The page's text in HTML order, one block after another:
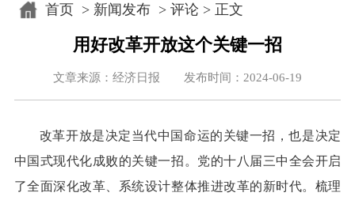
首页> 新闻发布> 评论 > 正文
用好改革开放这个关键一招
文章来源：经济日报 发布时间：2024-06-19
改革开放是决定当代中国命运的关键一招，也是决定
中国式现代化成败的关键一招。党的十八届三中全会开启
了全面深化改革、系统设计整体推进改革的新时代。梳理